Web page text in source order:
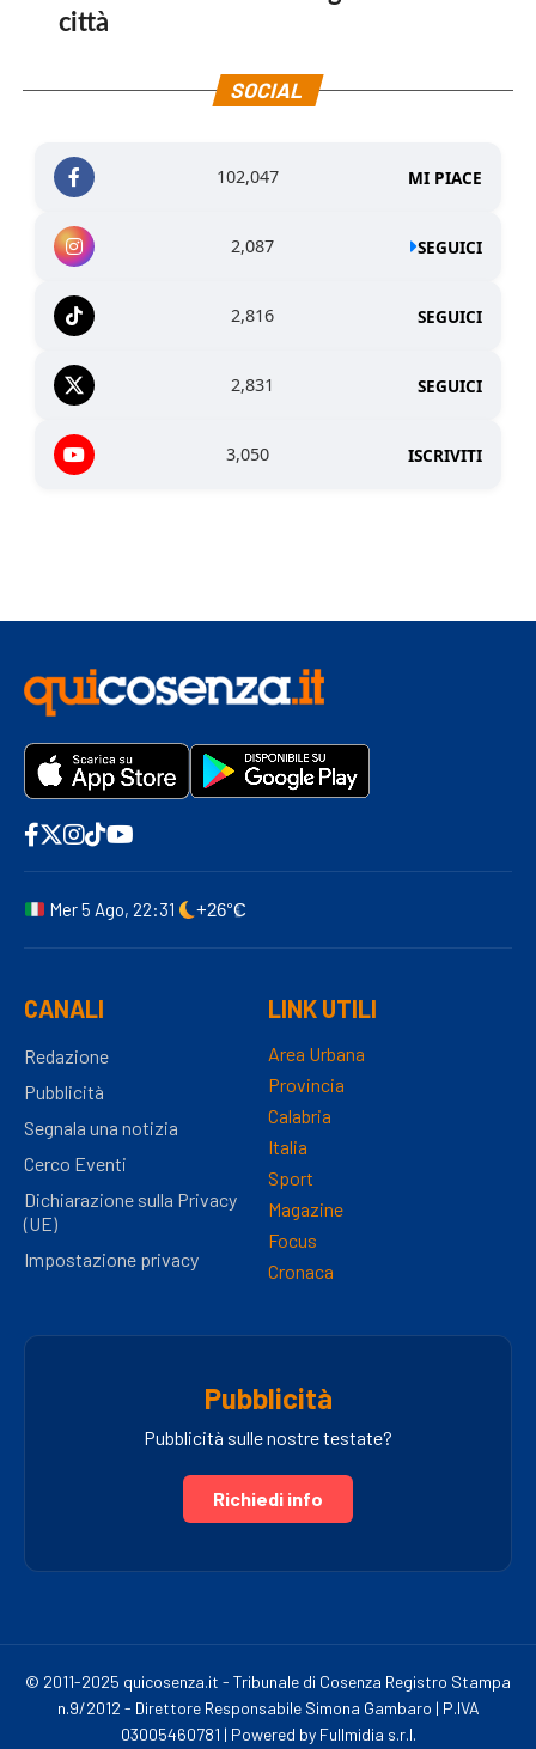
città
SOCIAL
102,047 MI PIACE
2,087 SEGUICI
2,816 SEGUICI
2,831 SEGUICI
3,050 ISCRIVITI
Mer 5 Ago, 22:31 +26°C
CANALI
Redazione
Pubblicità
Segnala una notizia
Cerco Eventi
Dichiarazione sulla Privacy
(UE)
Impostazione privacy
LINK UTILI
Area Urbana
Provincia
Calabria
Italia
Sport
Magazine
Focus
Cronaca
Pubblicità
Pubblicità sulle nostre testate?
Richiedi info
© 2011-2025 quicosenza.it - Tribunale di Cosenza Registro Stampa
n.9/2012 - Direttore Responsabile Simona Gambaro | P.IVA
03005460781 | Powered by Fullmidia s.r.l.